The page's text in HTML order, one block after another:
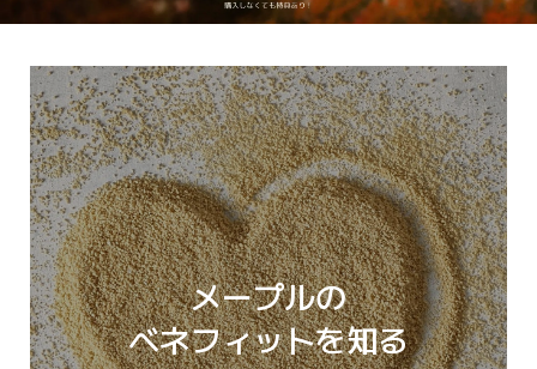
メープルの
ベネフィットを知る